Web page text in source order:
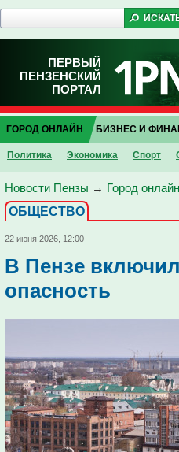
ПЕРВЫЙ
ПЕНЗЕНСКИЙ
ПОРТАЛ
ГОРОД ОНЛАЙН
Политика Экономика Спорт
БИЗНЕС И
Новости Пензы → Город онлайн
ОБЩЕСТВО
22 июня 2026, 12:00
В Пензе
опасность